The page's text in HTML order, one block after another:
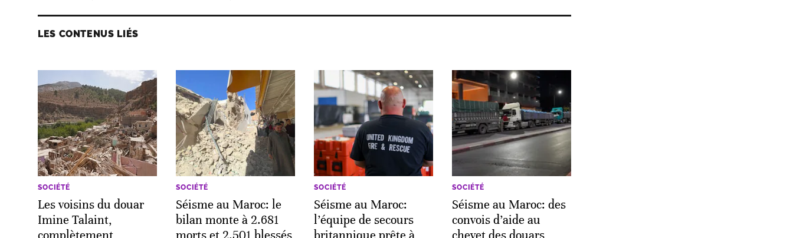
LES CONTENUS LIÉS
SOCIÉTÉ
Les voisins du douar
Imine Talaint,
complètement
SOCIÉTÉ
Séisme au Maroc: le
bilan monte à 2.681
morts et 2.501 blessés
SOCIÉTÉ
Séisme au Maroc:
l’équipe de secours
britannique prête à
SOCIÉTÉ
Séisme au Maroc: des
convois d’aide au
chevet des douars